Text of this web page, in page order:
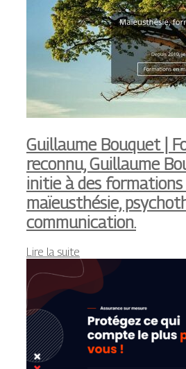
Guillaume Bouquet |
reconnu, Guillaume
initie à des formations
maïeusthésie,
communication.
Lire la suite